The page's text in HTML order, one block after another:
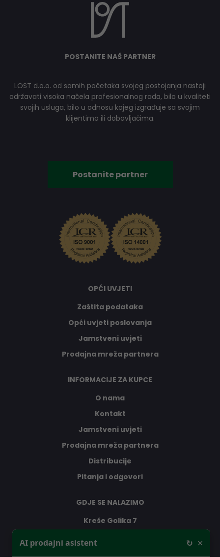
POSTANITE NAŠ PARTNER
LOST d.o.o. od samih početaka svojeg postojanja nastoji
održavati visoka načela profesionalnog rada, bilo u kvaliteti
svojih usluga, bilo u odnosu kojeg izgrađuje sa svojim
klijentima ili dobavljačima.
Postanite partner
OPĆI UVJETI
Zaštita podataka
Opći uvjeti poslovanja
Jamstveni uvjeti
Prodajna mreža partnera
INFORMACIJE ZA KUPCE
O nama
Kontakt
Jamstveni uvjeti
Prodajna mreža partnera
Distribucije
Pitanja i odgovori
GDJE SE NALAZIMO
Kreše Golika 7
AI prodajni asistent ↻ ×